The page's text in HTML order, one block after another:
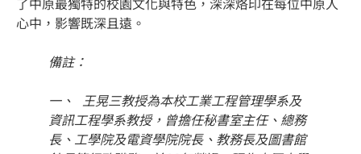
心中，影響既深且遠。
備註：
一、 王晃三教授為本校工業工程管理學系及
資訊工程學系教授，曾擔任秘書室主任、總務
長、工學院及電資學院院長、教務長及圖書館